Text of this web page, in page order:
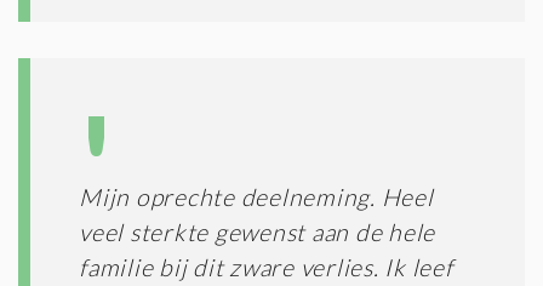
Mijn oprechte deelneming. Heel
veel sterkte gewenst aan de hele
familie bij dit zware verlies. Ik leef